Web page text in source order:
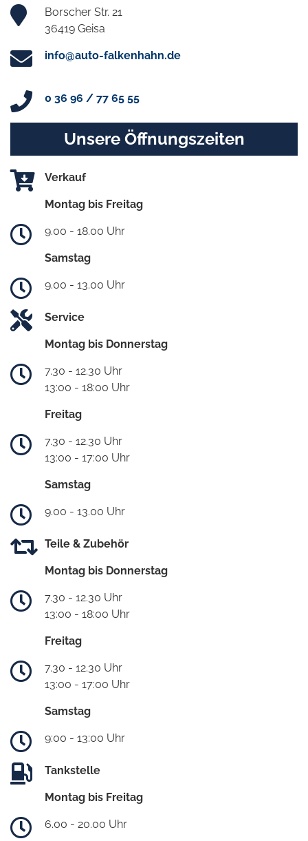
Borscher Str. 21
36419 Geisa
info@auto-falkenhahn.de
0 36 96 / 77 65 55
Unsere Öffnungszeiten
Verkauf
Montag bis Freitag
9.00 - 18.00 Uhr
Samstag
9.00 - 13.00 Uhr
Service
Montag bis Donnerstag
7.30 - 12.30 Uhr
13:00 - 18:00 Uhr
Freitag
7.30 - 12.30 Uhr
13:00 - 17:00 Uhr
Samstag
9.00 - 13.00 Uhr
Teile & Zubehör
Montag bis Donnerstag
7.30 - 12.30 Uhr
13:00 - 18:00 Uhr
Freitag
7.30 - 12.30 Uhr
13:00 - 17:00 Uhr
Samstag
9:00 - 13:00 Uhr
Tankstelle
Montag bis Freitag
6.00 - 20.00 Uhr